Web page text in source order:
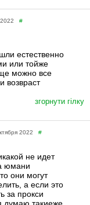
2022#
естественно
или тойже
можно все
возвраст
згорнути гілку
2022#
не идет
юмани
они могут
а если это
за прокси
думаю такиеже